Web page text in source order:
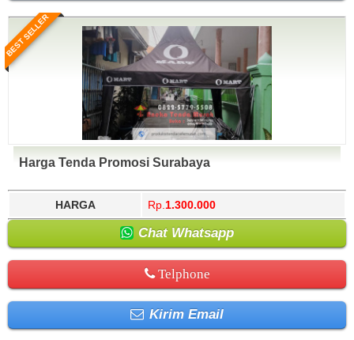
BEST SELLER
Harga Tenda Promosi Surabaya
HARGA Rp. 1.300.000
Chat Whatsapp
Telphone
Kirim Email